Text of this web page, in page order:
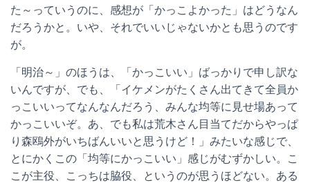
た～っていうのに、感想が「かっこよかった」はどうなん
だろうかと。いや、それでいいじゃないかとも思うのです
が。
「明治～」のほうは、「かっこいい」ばっかりで申し訳な
いんですが、でも、「イケメンがたくさん出てきて全員か
っこいいってなんなんだろう、みんな均等に見せ場あって
かっこいいぞ。あ、でも私は荒木さん目当てだからやっぱ
り森鴎外がいちばんいいと思うけど！」みたいな感じで、
とにかくこの「均等にかっこいい」感じがむずかしい。こ
こが主役、こっちは脇役、というのが思うほどない。ある